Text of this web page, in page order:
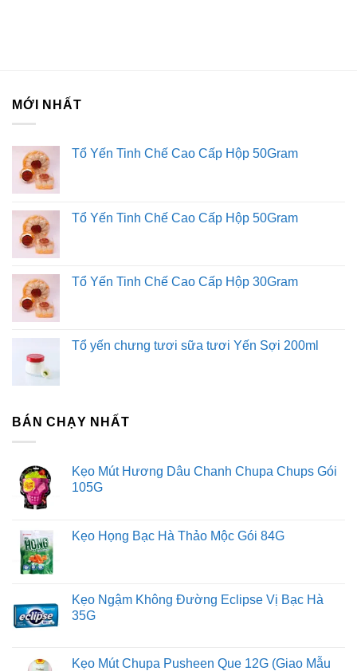
giảm cân hoặc muốn kiểm soát lượng đường nạp vào cơ
thở luôn thơm mát.
Giúp thông cổ, mát họng, tan đờm (đàm), dịu cơn ho đẩy
lùi cảm giác khó chịu do viêm họng.
Làm giảm các triệu chứng ngứa cổ, rát vòm họng do ho
khan, khàn tiếng.
Hương bạc hà the mát giúp tinh thần luôn sảng khoái,
minh mẫn.
Hướng dẫn bảo quản
Bảo quản nơi khô ráo, thoáng mát, tránh ánh nắng trực
tiếp.
Trang Fanpage Sài Gòn O2O
Kim Sài Gòn phân phối băng keo
Fortadeck ván sàn
Tư vấn đầu tư chứng khoán
Dịch Vụ Đăng Ký Kinh Doanh
MỚI NHẤT
Tổ Yến Tinh Chế Cao Cấp Hộp 50Gram
Tổ Yến Tinh Chế Cao Cấp Hộp 50Gram
Tổ Yến Tinh Chế Cao Cấp Hộp 30Gram
Tổ yến chưng tươi sữa tươi Yến Sợi 200ml
BÁN CHẠY NHẤT
Kẹo Mút Hương Dâu Chanh Chupa Chups Gói
105G
Kẹo Họng Bạc Hà Thảo Mộc Gói 84G
Kẹo Ngậm Không Đường Eclipse Vị Bạc Hà
35G
Kẹo Mút Chupa Pusheen Que 12G (Giao Mẫu